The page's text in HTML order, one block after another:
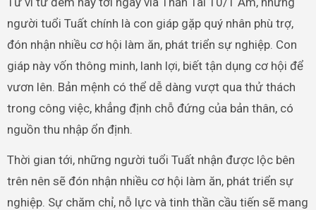
người tuổi Tuất chính là con giáp gặp quý nhân phù trợ,
đón nhận nhiều cơ hội làm ăn, phát triển sự nghiệp. Con
giáp này vốn thông minh, lanh lợi, biết tận dụng cơ hội để
vươn lên. Bản mệnh có thể dễ dàng vượt qua thử thách
trong công việc, khẳng định chỗ đứng của bản thân, có
nguồn thu nhập ổn định.
Thời gian tới, những người tuổi Tuất nhận được lộc bên
trên nên sẽ đón nhận nhiều cơ hội làm ăn, phát triển sự
nghiệp. Sự chăm chỉ, nỗ lực và tinh thần cầu tiến sẽ mang